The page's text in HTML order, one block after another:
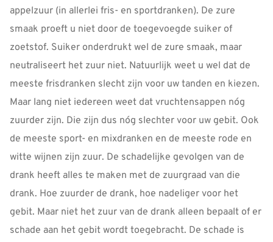
appelzuur (in allerlei fris- en sportdranken). De zure
smaak proeft u niet door de toegevoegde suiker of
zoetstof. Suiker onderdrukt wel de zure smaak, maar
neutraliseert het zuur niet. Natuurlijk weet u wel dat de
meeste frisdranken slecht zijn voor uw tanden en kiezen.
Maar lang niet iedereen weet dat vruchtensappen nóg
zuurder zijn. Die zijn dus nóg slechter voor uw gebit. Ook
de meeste sport- en mixdranken en de meeste rode en
witte wijnen zijn zuur. De schadelijke gevolgen van de
drank heeft alles te maken met de zuurgraad van die
drank. Hoe zuurder de drank, hoe nadeliger voor het
gebit. Maar niet het zuur van de drank alleen bepaalt of er
schade aan het gebit wordt toegebracht. De schade is